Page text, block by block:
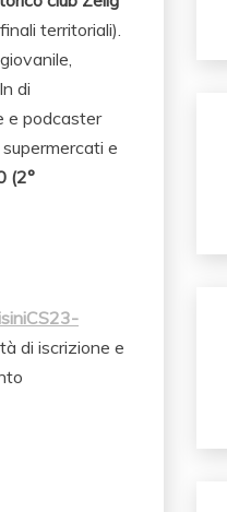
territoriali).
di
e podcaster
e
(2°
di iscrizione e